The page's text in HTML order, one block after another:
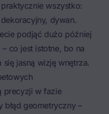
wszystko:
dywan.
podjąć dużo później
co jest istotne, bo na
jasną wizję wnętrza.
precyzji w fazie
błąd geometryczny –